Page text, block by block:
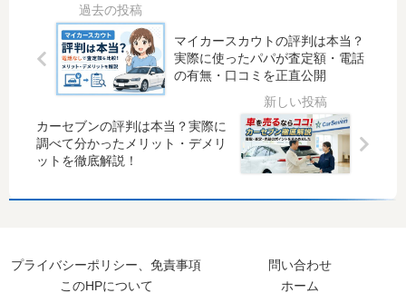
3
選
＋
！
パ
徹
底
ー
に
っ
て
ア
リ
？
外
で
オ
ス
メ
ァ
ー
軽
自
は
恥
ず
し
マイカースカウトの評判は本当？
実際に使ったパパが査定額・電話
の有無・口コミを正直公開
カーセブンの評判は本当？実際に
調べて分かったメリット・デメリ
ットを徹底解説！
プライバシーポリシー、免責事項
問い合わせ
このHPについて
ホーム